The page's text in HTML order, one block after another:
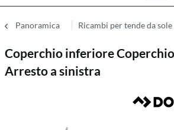
Panoramica Ricambi per tende da
Coperchio inferiore
Arresto a sinistra